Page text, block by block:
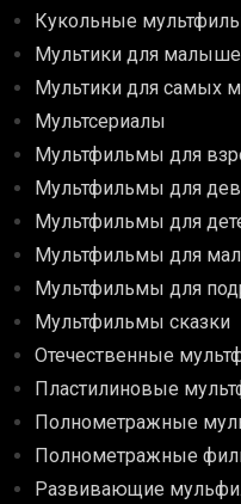
Кукольные
Мультики для
Мультики для самых
Мультсериалы
Мультфильмы для
Мультфильмы для
Мультфильмы для
Мультфильмы для
Мультфильмы для
Мультфильмы сказки
Отечественные
Пластилиновые
Полнометражные
Полнометражные
Развивающие